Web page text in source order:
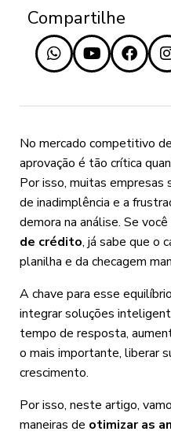
Compartilhe
No mercado competitivo
aprovação é tão crítica
Por isso, muitas empresas
de inadimplência e a
demora na análise. Se você
de crédito, já sabe que o
planilha e da checagem
A chave para esse
integrar soluções
tempo de resposta,
o mais importante, liberar
crescimento.
Por isso, neste artigo,
maneiras de otimizar as